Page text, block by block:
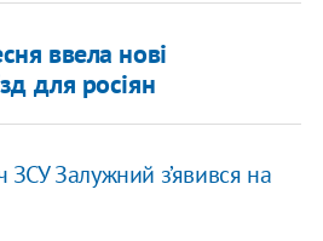
ввела нові
для росіян
Залужний з’явився на